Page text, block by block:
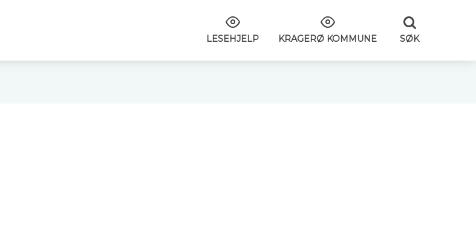
LESEHJELP KRAGERØ KOMMUNE SØK